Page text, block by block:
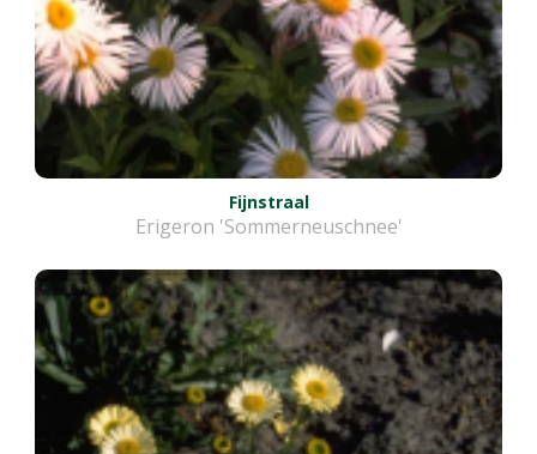
Fijnstraal
Erigeron 'Sommerneuschnee'